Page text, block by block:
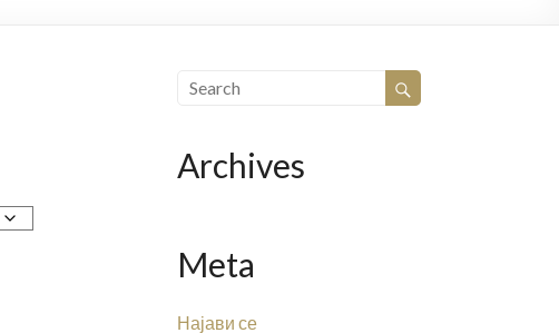
Archives
Meta
Најави се